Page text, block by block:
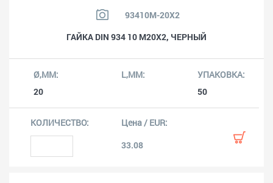
93410M-20X2
ГАЙКА DIN 934 10 M20X2, ЧЕРНЫЙ
20 50
33.08